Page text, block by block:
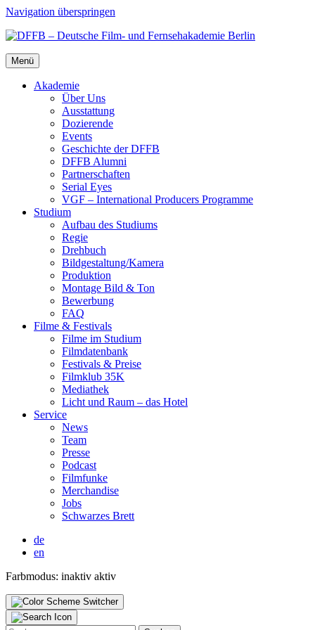
Navigation überspringen
Menü
Aka­de­mie
Über Uns
Aus­stat­tung
Dozie­ren­de
Events
Geschich­te der DFFB
DFFB Alum­ni
Part­ner­schaf­ten
Seri­al Eyes
VGF – Inter­na­tio­nal Pro­du­cers Pro­gram­me
Stu­di­um
Auf­bau des Stu­di­ums
Regie
Dreh­buch
Bildgestaltung/​​Kamera
Pro­duk­ti­on
Mon­ta­ge Bild & Ton
Bewer­bung
FAQ
Fil­me & Fes­ti­vals
Fil­me im Stu­di­um
Film­da­ten­bank
Fes­ti­vals & Prei­se
Film­klub 35K
Media­thek
Licht und Raum – das Hotel
Ser­vice
News
Team
Pres­se
Pod­cast
Film­fun­ke
Mer­chan­di­se
Jobs
Schwar­zes Brett
de
en
Farbmodus: inaktiv aktiv